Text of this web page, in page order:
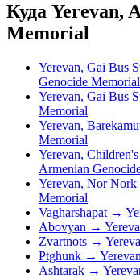
Куда Yerevan,
Memorial
Yerevan, Gai Bus
Genocide Memorial
Yerevan, Gai Bus
Memorial
Yerevan,
Memorial
Yerevan,
Armenian
Yerevan, Nor
Memorial
Vagharshapat →
Abovyan →
Zvartnots →
Ptghunk → Yerevan
Ashtarak →